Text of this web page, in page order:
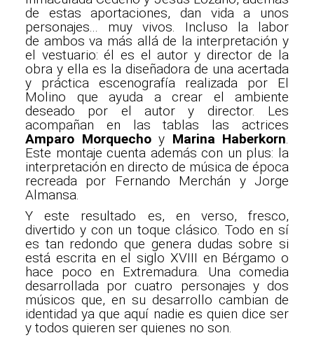
de estas aportaciones, dan vida a unos
personajes... muy vivos. Incluso la labor
de ambos va más allá de la interpretación y
el vestuario: él es el autor y director de la
obra y ella es la diseñadora de una acertada
y práctica escenografía realizada por El
Molino que ayuda a crear el ambiente
deseado por el autor y director. Les
acompañan en las tablas las actrices
Amparo Morquechoy Marina Haberkorn.
Este montaje cuenta además con un plus: la
interpretación en directo de música de época
recreada por Fernando Merchán y Jorge
Almansa.
Y este resultado es, en verso, fresco,
divertido y con un toque clásico. Todo en sí
es tan redondo que genera dudas sobre si
está escrita en el siglo XVIII en Bérgamo o
hace poco en Extremadura. Una comedia
desarrollada por cuatro personajes y dos
músicos que, en su desarrollo cambian de
identidad ya que aquí nadie es quien dice ser
y todos quieren ser quienes no son.